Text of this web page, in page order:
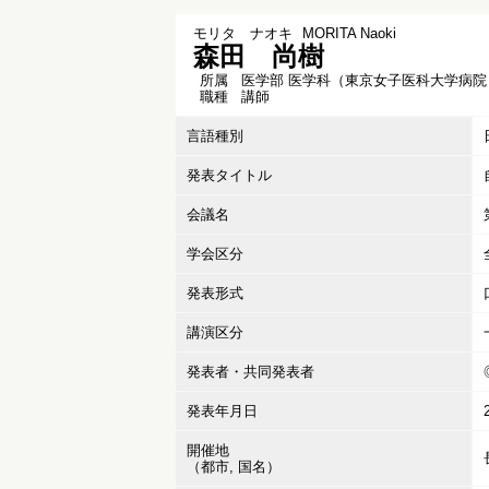
モリタ ナオキ MORITA Naoki
森田 尚樹
所属
医学部 医学科（東京女子医科大学病
職種
講師
言語種別
発表タイトル
会議名
学会区分
発表形式
講演区分
発表者・共同発表者
発表年月日
開催地
（都市, 国名）